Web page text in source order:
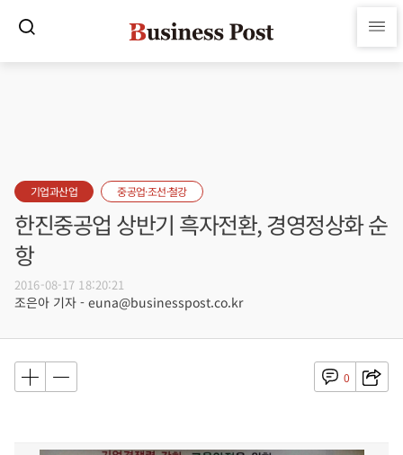
기업과산업 중공업·조선·철강
한진중공업 상반기 흑자전환, 경영정상화 순
항
2016-08-17 18:20:21
조은아 기자 - euna@businesspost.co.kr
0